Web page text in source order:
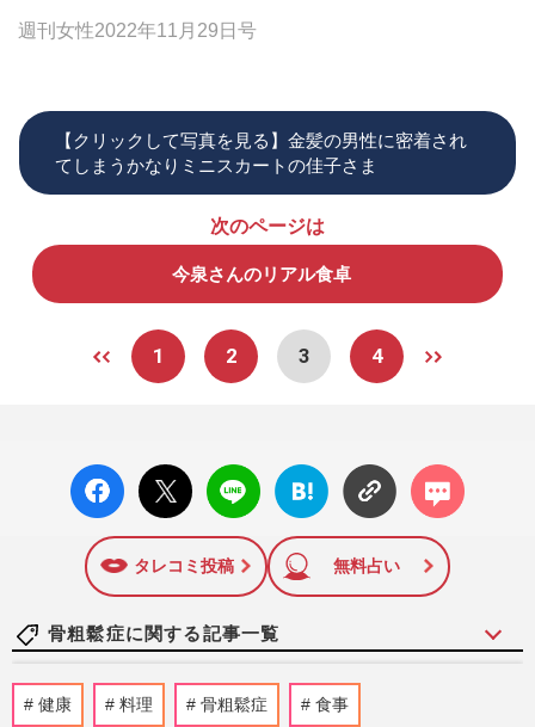
週刊女性2022年11月29日号
【クリックして写真を見る】金髪の男性に密着され
てしまうかなりミニスカートの佳子さま
次のページは
今泉さんのリアル食卓
1 2 3 4
facebo
ok い
X ポス
ト
LINE
はてな
ブック
に追加
コメン
ト
タレコミ投稿 無料占い
骨粗鬆症に関する記事一覧
《「鍛骨スープ」簡単レシピ10選》カルシ
ウム・タンパク質・ビタミンDを補う“骨
健康 料理 骨粗鬆症 食事